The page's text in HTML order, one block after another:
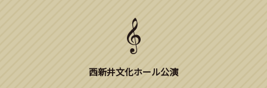
西新井文化ホール公演